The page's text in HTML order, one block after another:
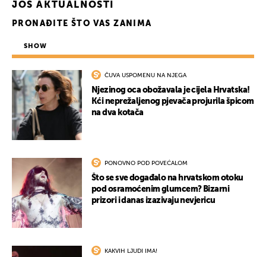
JOŠ AKTUALNOSTI
PRONAĐITE ŠTO VAS ZANIMA
SHOW
ČUVA USPOMENU NA NJEGA
Njezinog oca obožavala je cijela Hrvatska!
Kći neprežaljenog pjevača projurila špicom
na dva kotača
PONOVNO POD POVEĆALOM
Što se sve događalo na hrvatskom otoku
pod osramoćenim glumcem? Bizarni
prizori i danas izazivaju nevjericu
KAKVIH LJUDI IMA!